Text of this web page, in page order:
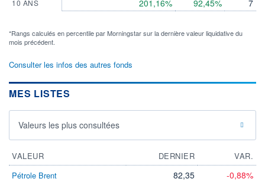
10 ANS
201,16%
92,45%
7
*Rangs calculés en percentile par Morningstar sur la dernière valeur liquidative du
mois précédent.
Consulter les infos des autres fonds
MES LISTES
Valeurs les plus consultées
VALEUR DERNIER
VAR.
Pétrole Brent
82,35 -0,88%